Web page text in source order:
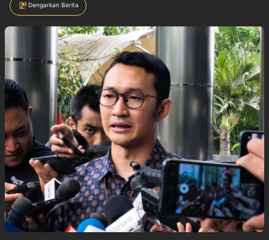
Dengarkan Berita